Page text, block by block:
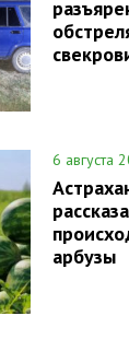
6 августа
арбузы